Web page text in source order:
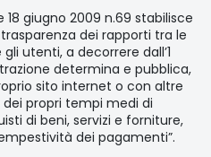
18 giugno 2009 n.69 stabilisce
dei rapporti tra le
utenti, a decorrere dall’1
determina e pubblica,
sito internet o con altre
propri tempi medi di
di beni, servizi e forniture,
dei pagamenti”.